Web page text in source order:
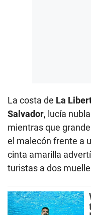
La costa de La
Salvador, lucía
mientras que
el malecón frente a
cinta amarilla
turistas a dos